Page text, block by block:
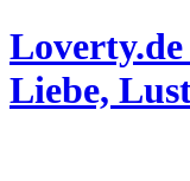
Liebe,